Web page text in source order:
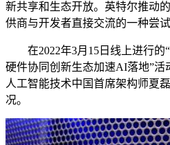
新共享和生态开放。英特尔推动
供商与开发者直接交流的一种尝试
在2022年3月15日线上进行的“
硬件协同创新生态加速AI落地”活
人工智能技术中国首席架构师夏
况。